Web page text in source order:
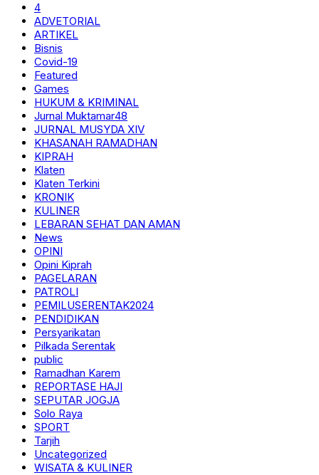
4
ADVETORIAL
ARTIKEL
Bisnis
Covid-19
Featured
Games
HUKUM & KRIMINAL
Jurnal Muktamar48
JURNAL MUSYDA XIV
KHASANAH RAMADHAN
KIPRAH
Klaten
Klaten Terkini
KRONIK
KULINER
LEBARAN SEHAT DAN AMAN
News
OPINI
Opini Kiprah
PAGELARAN
PATROLI
PEMILUSERENTAK2024
PENDIDIKAN
Persyarikatan
Pilkada Serentak
public
Ramadhan Karem
REPORTASE HAJI
SEPUTAR JOGJA
Solo Raya
SPORT
Tarjih
Uncategorized
WISATA & KULINER